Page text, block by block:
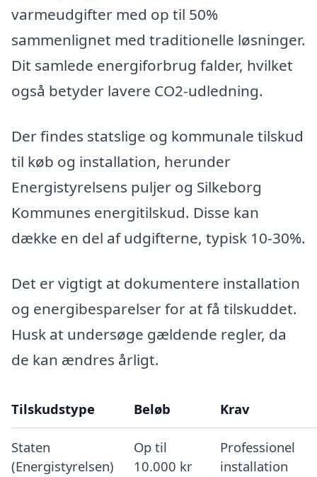
varmeudgifter med op til 50%
sammenlignet med traditionelle løsninger.
Dit samlede energiforbrug falder, hvilket
også betyder lavere CO2-udledning.
Der findes statslige og kommunale tilskud
til køb og installation, herunder
Energistyrelsens puljer og Silkeborg
Kommunes energitilskud. Disse kan
dække en del af udgifterne, typisk 10-30%.
Det er vigtigt at dokumentere installation
og energibesparelser for at få tilskuddet.
Husk at undersøge gældende regler, da
de kan ændres årligt.
Tilskudstype Beløb Krav
Staten
(Energistyrelsen)
Op til
10.000 kr
Professionel
installation